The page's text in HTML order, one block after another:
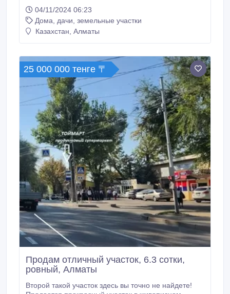
современный дизайн заполнил уютом каждый
уголок! *Удобная планировка комнат позволяет
максимально комфортно использовать
04/11/2024 06:23
Дома, дачи, земельные участки
Казахстан, Алматы
25 000 000 тенге 〒
Продам отличный участок, 6.3 сотки,
ровный, Алматы
Второй такой участок здесь вы точно не найдете!